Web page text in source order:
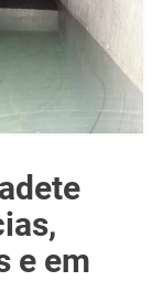
e em